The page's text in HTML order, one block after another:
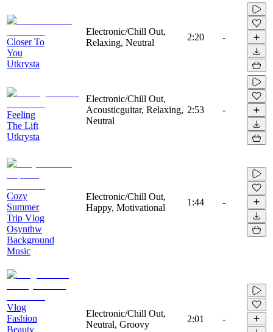
Closer To
You
Utkrysta
Electronic/Chill Out,
Relaxing, Neutral
2:20 -
Feeling
The Lift
Utkrysta
Electronic/Chill Out,
Acousticguitar, Relaxing,
Neutral
2:53 -
Cozy
Summer
Trip Vlog
Osynthw
Background
Music
Electronic/Chill Out,
Happy, Motivational
1:44 -
Vlog
Fashion
Beauty
Electronic/Chill Out,
Neutral, Groovy
2:01 -